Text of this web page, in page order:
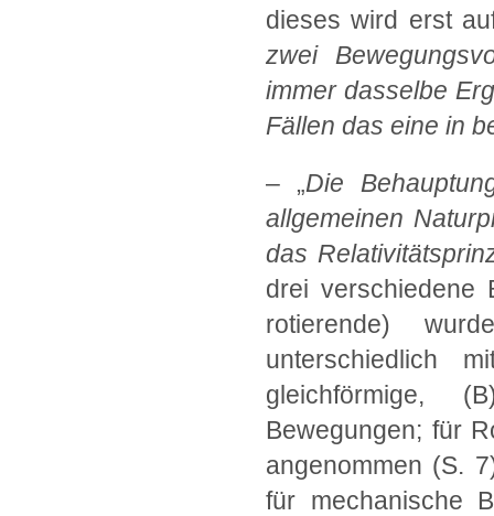
dieses wird erst
zwei
immer dasselbe
Fällen das eine in
– „Die
allgemeinen
das
drei verschiedene
rotierende)
unterschiedlich
gleichförmige,
Bewegungen; für
angenommen (S.
für mechanische